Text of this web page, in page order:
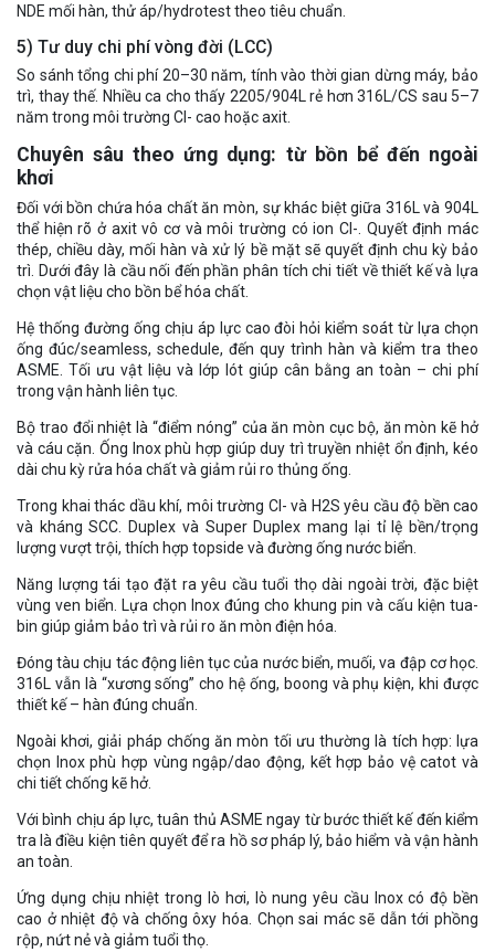
NDE mối hàn, thử áp/hydrotest theo tiêu chuẩn.
5) Tư duy chi phí vòng đời (LCC)
So sánh tổng chi phí 20–30 năm, tính vào thời gian dừng máy, bảo
trì, thay thế. Nhiều ca cho thấy 2205/904L rẻ hơn 316L/CS sau 5–7
năm trong môi trường Cl- cao hoặc axit.
Chuyên sâu theo ứng dụng: từ bồn bể đến ngoài
khơi
Đối với bồn chứa hóa chất ăn mòn, sự khác biệt giữa 316L và 904L
thể hiện rõ ở axit vô cơ và môi trường có ion Cl-. Quyết định mác
thép, chiều dày, mối hàn và xử lý bề mặt sẽ quyết định chu kỳ bảo
trì. Dưới đây là cầu nối đến phần phân tích chi tiết về thiết kế và lựa
chọn vật liệu cho bồn bể hóa chất.
Hệ thống đường ống chịu áp lực cao đòi hỏi kiểm soát từ lựa chọn
ống đúc/seamless, schedule, đến quy trình hàn và kiểm tra theo
ASME. Tối ưu vật liệu và lớp lót giúp cân bằng an toàn – chi phí
trong vận hành liên tục.
Bộ trao đổi nhiệt là “điểm nóng” của ăn mòn cục bộ, ăn mòn kẽ hở
và cáu cặn. Ống Inox phù hợp giúp duy trì truyền nhiệt ổn định, kéo
dài chu kỳ rửa hóa chất và giảm rủi ro thủng ống.
Trong khai thác dầu khí, môi trường Cl- và H2S yêu cầu độ bền cao
và kháng SCC. Duplex và Super Duplex mang lại tỉ lệ bền/trọng
lượng vượt trội, thích hợp topside và đường ống nước biển.
Năng lượng tái tạo đặt ra yêu cầu tuổi thọ dài ngoài trời, đặc biệt
vùng ven biển. Lựa chọn Inox đúng cho khung pin và cấu kiện tua-
bin giúp giảm bảo trì và rủi ro ăn mòn điện hóa.
Đóng tàu chịu tác động liên tục của nước biển, muối, va đập cơ học.
316L vẫn là “xương sống” cho hệ ống, boong và phụ kiện, khi được
thiết kế – hàn đúng chuẩn.
Ngoài khơi, giải pháp chống ăn mòn tối ưu thường là tích hợp: lựa
chọn Inox phù hợp vùng ngập/dao động, kết hợp bảo vệ catot và
chi tiết chống kẽ hở.
Với bình chịu áp lực, tuân thủ ASME ngay từ bước thiết kế đến kiểm
tra là điều kiện tiên quyết để ra hồ sơ pháp lý, bảo hiểm và vận hành
an toàn.
Ứng dụng chịu nhiệt trong lò hơi, lò nung yêu cầu Inox có độ bền
cao ở nhiệt độ và chống ôxy hóa. Chọn sai mác sẽ dẫn tới phồng
rộp, nứt nẻ và giảm tuổi thọ.